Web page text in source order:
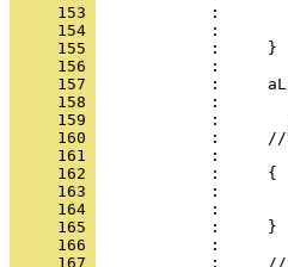
     153
     154
     155
     156
     157
     158
     159
     160
     161
     162
     163
     164
     165
     166
     167